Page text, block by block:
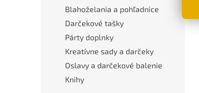
Blahoželania a pohľadnice
Darčekové tašky
Párty doplnky
Kreatívne sady a darčeky
Oslavy a darčekové balenie
Knihy